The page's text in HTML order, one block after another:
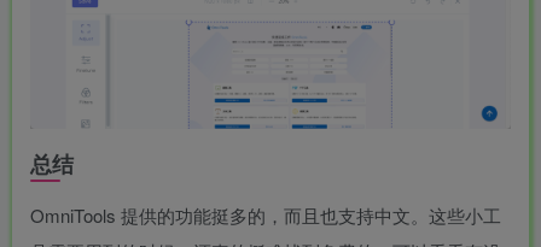
总结
OmniTools 提供的功能挺多的，而且也支持中文。这些小工